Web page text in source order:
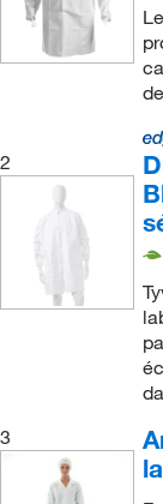
2
3